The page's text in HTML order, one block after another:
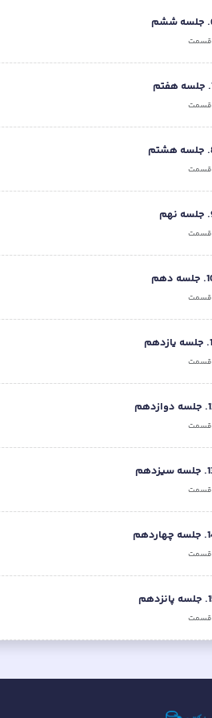
. جلسه ششم
قسمت
. جلسه هفتم
قسمت
. جلسه هشتم
قسمت
. جلسه نهم
قسمت
. جلسه دهم
قسمت
. جلسه یازدهم
قسمت
. جلسه دوازدهم
قسمت
. جلسه سیزدهم
قسمت
. جلسه چهاردهم
قسمت
. جلسه پانزدهم
قسمت